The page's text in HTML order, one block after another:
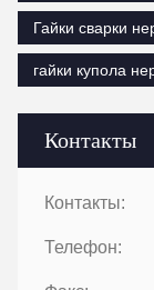
Контакты
Контакты:
Телефон:
Гайки сварки
гайки купола